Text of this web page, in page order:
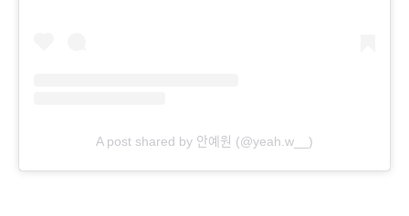
A post shared by 안예원 (@yeah.w__)